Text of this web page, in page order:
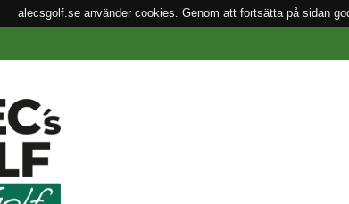
alecsgolf.se använder cookies. Genom att fortsätta på sidan